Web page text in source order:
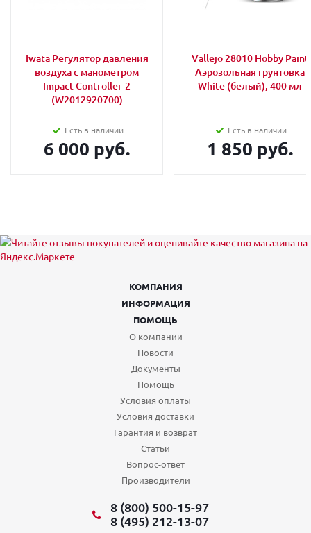
Iwata Регулятор давления
воздуха с манометром
Impact Controller-2
(W2012920700)
Есть в наличии
6 000 руб.
Vallejo 28010 Hobby Paint
Аэрозольная грунтовка
White (белый), 400 мл
Есть в наличии
1 850 руб.
КОМПАНИЯ
ИНФОРМАЦИЯ
ПОМОЩЬ
О компании
Новости
Документы
Помощь
Условия оплаты
Условия доставки
Гарантия и возврат
Статьи
Вопрос-ответ
Производители
8 (800) 500-15-97
8 (495) 212-13-07